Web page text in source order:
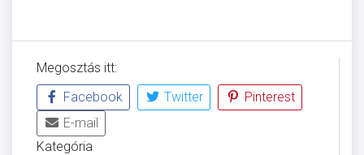
Megosztás itt:
Facebook
Twitter
Pinterest
E-mail
Kategória